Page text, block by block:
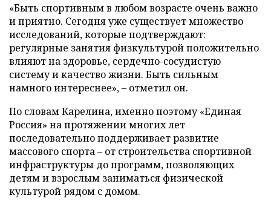
«Быть спортивным в любом возрасте очень важно
и приятно. Сегодня уже существует множество
исследований, которые подтверждают:
регулярные занятия физкультурой положительно
влияют на здоровье, сердечно-сосудистую
систему и качество жизни. Быть сильным
намного интереснее», – отметил он.
По словам Карелина, именно поэтому «Единая
Россия» на протяжении многих лет
последовательно поддерживает развитие
массового спорта – от строительства спортивной
инфраструктуры до программ, позволяющих
детям и взрослым заниматься физической
культурой рядом с домом.